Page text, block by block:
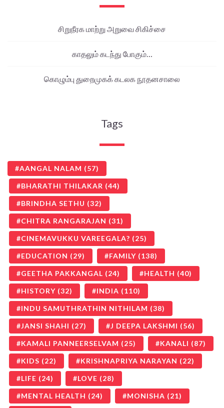
சிறுநீரக மாற்று அறுவை சிகிச்சை
காதலும் கடந்து போகும்…
கொழும்பு துறைமுகக் கடலக நூதனசாலை
Tags
AANGAL NALAM (57)
BHARATHI THILAKAR (44)
BRINDHA SETHU (32)
CHITRA RANGARAJAN (31)
CINEMAVUKKU VAREEGALA? (25)
EDUCATION (29) FAMILY (138)
GEETHA PAKKANGAL (24) HEALTH (40)
HISTORY (32) INDIA (110)
INDU SAMUTHRATHIN NITHILAM (38)
JANSI SHAHI (27) J DEEPA LAKSHMI (56)
KAMALI PANNEERSELVAM (25) KANALI (87)
KIDS (22) KRISHNAPRIYA NARAYAN (22)
LIFE (24) LOVE (28)
MENTAL HEALTH (24) MONISHA (21)